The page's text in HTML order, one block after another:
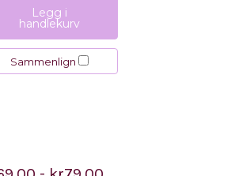
Legg i
handlekurv
Sammenlign